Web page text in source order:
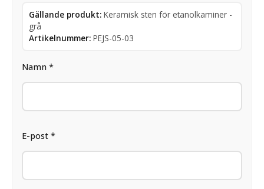
Gällande produkt: Keramisk sten för etanolkaminer -
grå
Artikelnummer: PEJS-05-03
Namn *
E-post *